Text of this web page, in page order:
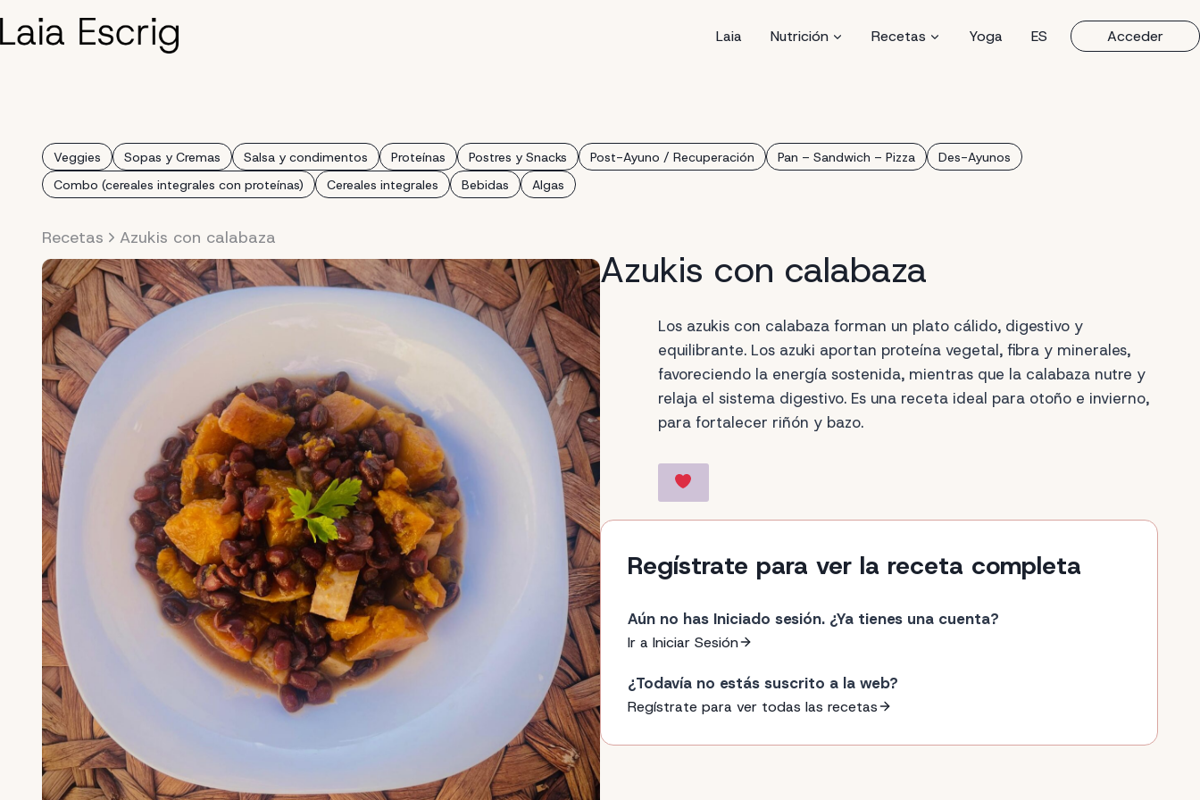
Laia Nutrición Recetas Yoga ES Acceder
Veggies Sopas y Cremas Salsa y condimentos Proteínas Postres y Snacks Post-Ayuno / Recuperación Pan – Sandwich – Pizza
Des-Ayunos
Combo (cereales integrales con proteínas)
Cereales integrales Bebidas Algas
Recetas Azukis con calabaza
Azukis con calabaza
Los azukis con calabaza forman un plato cálido, digestivo y
equilibrante. Los azuki aportan proteína vegetal, fibra y minerales,
favoreciendo la energía sostenida, mientras que la calabaza nutre y
relaja el sistema digestivo. Es una receta ideal para otoño e invierno,
para fortalecer riñón y bazo.
Regístrate para ver la receta completa
Aún no has Iniciado sesión. ¿Ya tienes una cuenta?
Ir a Iniciar Sesión
¿Todavía no estás suscrito a la web?
Regístrate para ver todas las recetas